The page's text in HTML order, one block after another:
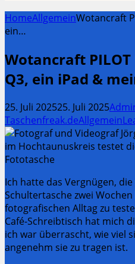
HomeAllgemeinWotancraft
ein…
Wotancraft PILOT
Q3, ein iPad &
25. Juli 202525. Juli 2025
Taschenfreak.deAllgemein
Ich hatte das Vergnügen, die
Schultertasche zwei
fotografischen Alltag zu
Café-Schreibtisch hat mich
ich war überrascht, wie viel
angenehm sie zu tragen ist.